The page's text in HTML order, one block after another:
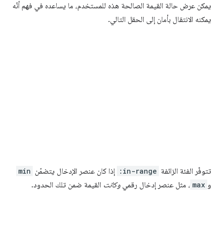
يمكن عرض حالة القيمة الصالحة هذه للمستخدم، ما يساعده في فهم أنّه
يمكنه الانتقال بأمان إلى الحقل التالي.
تتوفّر الفئة الزائفة :in-range إذا كان عنصر الإدخال يتضمّن min
و max ، مثل عنصر إدخال رقميوكانت القيمة ضمن تلك الحدود.